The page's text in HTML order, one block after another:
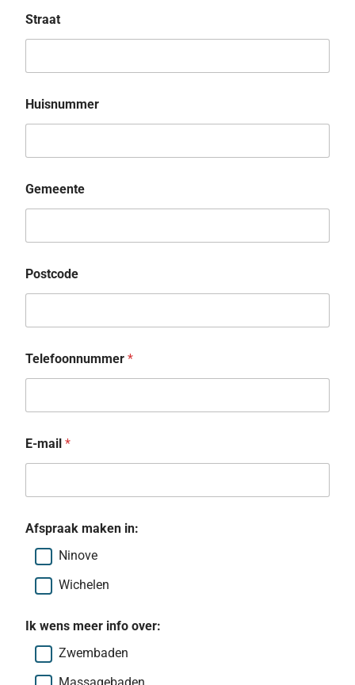
Straat
Huisnummer
Gemeente
Postcode
Telefoonnummer *
E-mail *
Afspraak maken in:
Ninove
Wichelen
Ik wens meer info over:
Zwembaden